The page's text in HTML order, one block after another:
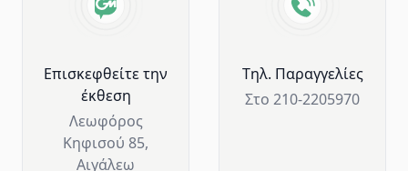
Επισκεφθείτε την
έκθεση
Λεωφόρος
Κηφισού 85,
Αιγάλεω
Tηλ. Παραγγελίες
Στο 210-2205970